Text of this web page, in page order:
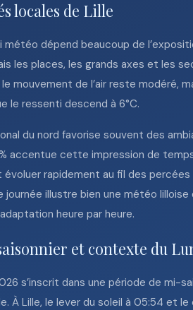
locales de Lille
météo dépend beaucoup de
les places, les grands axes et les
le mouvement de l’air reste
le ressenti descend à 6°C.
du nord favorise souvent des
accentue cette impression de
rapidement au fil des
illustre bien une météo
heure par heure.
et contexte du
s’inscrit dans une période de
À Lille, le lever du soleil à 05:54 et